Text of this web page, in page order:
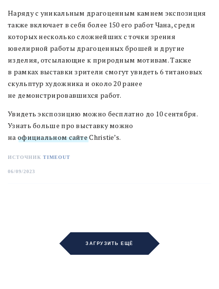
Наряду с уникальным драгоценным камнем экспозиция
также включает в себя более 150 его работ Чана, среди
которых несколько сложнейших с точки зрения
ювелирной работы драгоценных брошей и другие
изделия, отсылающие к природным мотивам. Также
в рамках выставки зрители смогут увидеть 6 титановых
скульптур художника и около 20 ранее
не демонстрировавшихся работ.
Увидеть экспозицию можно бесплатно до 10 сентября.
Узнать больше про выставку можно
на официальном сайтеChristie’s.
ИСТОЧНИК TIMEOUT
06/09/2023
ЗАГРУЗИТЬ ЕЩЁ